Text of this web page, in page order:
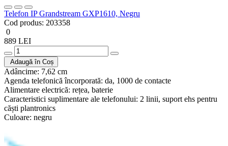
Telefon IP Grandstream GXP1610, Negru
Cod produs: 203358
0
889 LEI
Adaugă în Coș
Adâncime: 7,62 cm
Agenda telefonică încorporată: da, 1000 de contacte
Alimentare electrică: rețea, baterie
Caracteristici suplimentare ale telefonului: 2 linii, suport ehs pentru
căști plantronics
Culoare: negru